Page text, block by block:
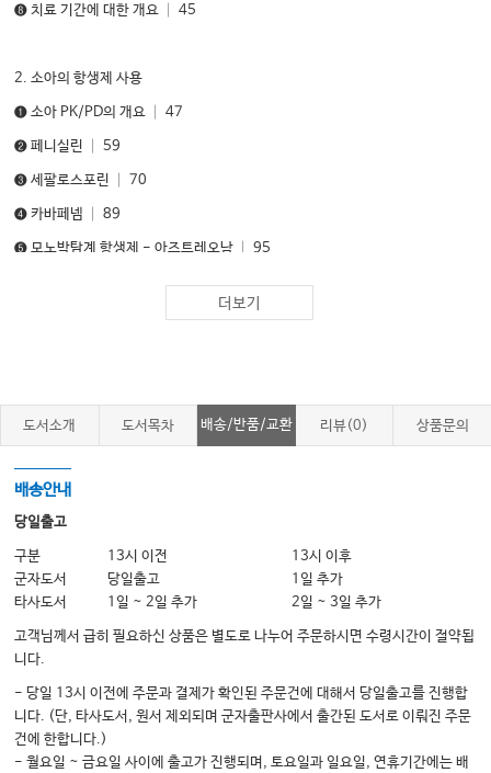
❽ 치료 기간에 대한 개요 │ 45
2. 소아의 항생제 사용
❶ 소아 PK/PD의 개요 │ 47
❷ 페니실린 │ 59
❸ 세팔로스포린 │ 70
❹ 카바페넴 │ 89
❺ 모노박탐계 항생제 - 아즈트레오남 │ 95
❻ 아미노글리코시드 │ 97
❿ 테트라사이클린 │ 122
⓬ 메트로니다졸 │ 130
⓭ 클로람페니콜 │ 133
⓮ 포스포마이신 │ 136
⓯ 항MRSA제 │ 139
3. 소아 「감기」 진단법
❶ 소아 「감기」란? │ 159
❷ 「감기」를 증상으로 분류하다 │ 160
더보기
도서소개 도서목차 배송/반품/교환 리뷰(0) 상품문의
배송안내
당일출고
구분 13시 이전
13시 이후
군자도서
당일출고
1일 추가
타사도서
1일 ~ 2일 추가 2일 ~ 3일 추가
고객님께서 급히 필요하신 상품은 별도로 나누어 주문하시면 수령시간이 절약됩
니다.
- 당일 13시 이전에 주문과 결제가 확인된 주문건에 대해서 당일출고를 진행합
니다. (단, 타사도서, 원서 제외되며 군자출판사에서 출간된 도서로 이뤄진 주문
건에 한합니다.)
- 월요일 ~ 금요일 사이에 출고가 진행되며, 토요일과 일요일, 연휴기간에는 배